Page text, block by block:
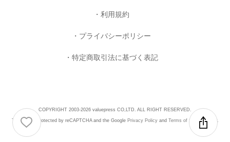
利用規約
プライバシーポリシー
特定商取引法に基づく表記
COPYRIGHT 2003-2026 valuepress CO,LTD. ALL RIGHT RESERVED.
This site is protected by reCAPTCHA and the Google Privacy Policyand Terms of Serviceapply.